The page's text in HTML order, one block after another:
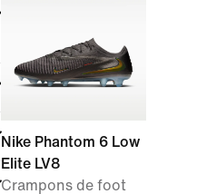
Nike Phantom 6 Low
Elite LV8
Crampons de foot